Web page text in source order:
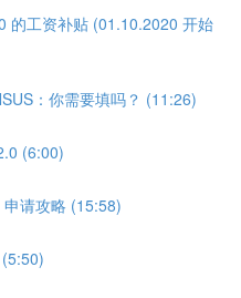
的工资补贴 (01.10.2020 开始
：你需要填吗？ (11:26)
(6:00)
请攻略 (15:58)